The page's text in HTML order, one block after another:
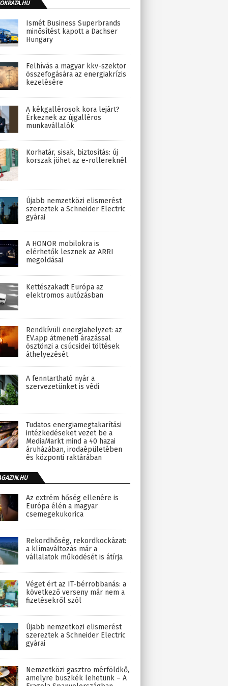
Ismét Business Superbrands
minősítést kapott a Dachser
Hungary
Felhívás a magyar kkv-szektor
összefogására az energiakrízis
kezelésére
A kékgallérosok kora lejárt?
Érkeznek az újgalléros
munkavállalók
Korhatár, sisak, biztosítás: új
korszak jöhet az e-rollereknél
Újabb nemzetközi elismerést
szereztek a Schneider Electric
gyárai
A HONOR mobilokra is
elérhetők lesznek az ARRI
megoldásai
Kettészakadt Európa az
elektromos autózásban
Rendkívüli energiahelyzet: az
EV.app átmeneti árazással
ösztönzi a csúcsidei töltések
áthelyezését
A fenntartható nyár a
szervezetünket is védi
Tudatos energiamegtakarítási
intézkedéseket vezet be a
MediaMarkt mind a 40 hazai
áruházában, irodaépületében
és központi raktárában
Az extrém hőség ellenére is
Európa élén a magyar
csemegekukorica
Rekordhőség, rekordkockázat:
a klímaváltozás már a
vállalatok működését is átírja
Véget ért az IT-bérrobbanás: a
következő verseny már nem a
fizetésekről szól
Újabb nemzetközi elismerést
szereztek a Schneider Electric
gyárai
Nemzetközi gasztro mérföldkő,
amelyre büszkék lehetünk – A